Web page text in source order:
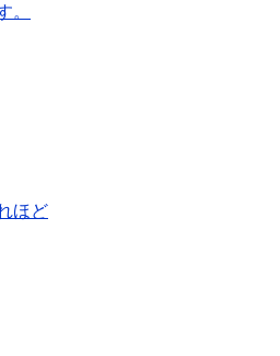
。
ほど